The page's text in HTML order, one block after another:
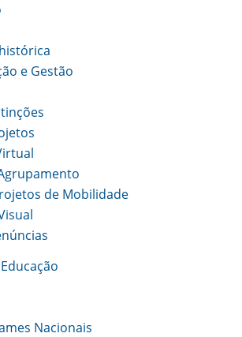
e Gestão
de Mobilidade
Nacionais